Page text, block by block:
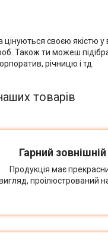
своєю якістю у
Також ти можеш
річницю і тд.
товарів
Гарний
Продукція має
проілюстрований